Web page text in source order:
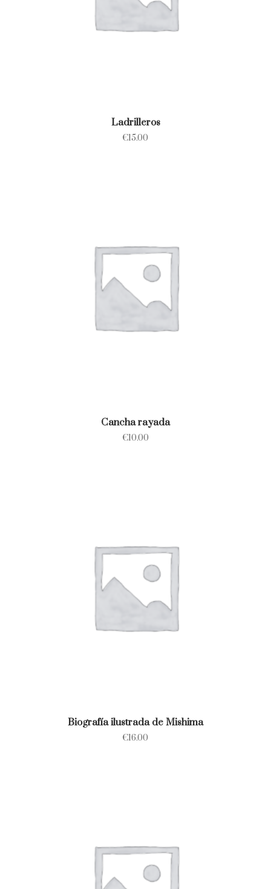
Ladrilleros
€15.00
Cancha rayada
€10.00
Biografía ilustrada de Mishima
€16.00